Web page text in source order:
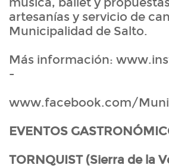
artesanías y servicio de
Municipalidad de Salto.
Más información:
-
www.facebook.com/
EVENTOS
TORNQUIST (Sierra de la